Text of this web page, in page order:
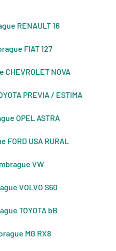
RENAULT 16
FIAT 127
NOVA
PREVIA / ESTIMA
OPEL ASTRA
FORD USA RURAL
VW
VOLVO S60
TOYOTA bB
MG RX8